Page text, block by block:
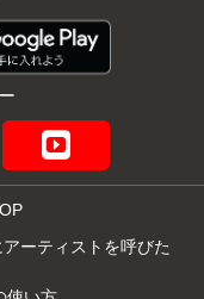
ーティストを呼びた